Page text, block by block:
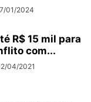
01/2024
R$ 15 mil para
com...
04/2021